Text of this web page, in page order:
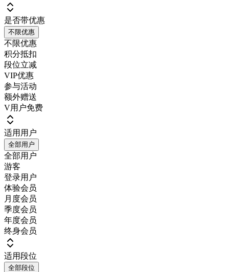
是否带优惠
不限优惠
不限优惠
积分抵扣
段位立减
VIP优惠
参与活动
额外赠送
V用户免费
适用用户
全部用户
全部用户
游客
登录用户
体验会员
月度会员
季度会员
年度会员
终身会员
适用段位
全部段位